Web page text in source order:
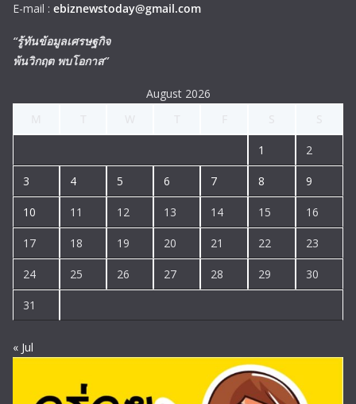
E-mail : ebiznewstoday@gmail.com
“รู้ทันข้อมูลเศรษฐกิจ
พ้นวิกฤต พบโอกาส”
August 2026
1 2
3 4 5 6 7 8 9
10 11 12 13 14 15 16
17 18 19 20 21 22 23
24 25 26 27 28 29 30
31
« Jul